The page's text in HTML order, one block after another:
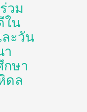
วม
ใน
ะวัน
า
ษา
ดล